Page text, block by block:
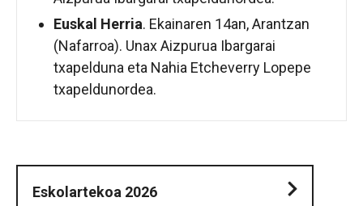
Euskal Herria. Ekainaren 14an, Arantzan
(Nafarroa). Unax Aizpurua Ibargarai
txapelduna eta Nahia Etcheverry Lopepe
txapeldunordea.
Eskolartekoa 2026